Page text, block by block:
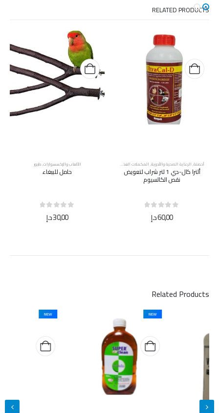
RELATED PRODUCTS
أحصنة,الرعاية الصحية والأدوية,المكملات الغذائية والفيتامينات حيوانات المزرعة,طيور
ألترا كال-دي 1 لتر شراب لتعويض
نقص الكالسيوم
60,00د.إ
الألعاب والإكسسوارات,طيور
حامل للببغاء
30,00د.إ
Related Products